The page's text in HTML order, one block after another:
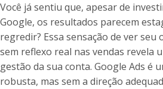
Você já sentiu que, apesar de
Google, os resultados parecem
regredir? Essa sensação de ver
sem reflexo real nas vendas revela
gestão da sua conta. Google Ads é
robusta, mas sem a direção